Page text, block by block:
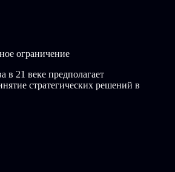
ограничение
в 21 веке предполагает
стратегических решений в
ситуациях. Тем не менее наиболее
являются наиболее заметными или
в разгар асимметричной